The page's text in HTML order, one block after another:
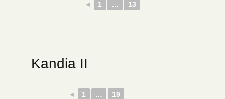
◄ 1 … 13
Kandia II
◄ 1 … 19